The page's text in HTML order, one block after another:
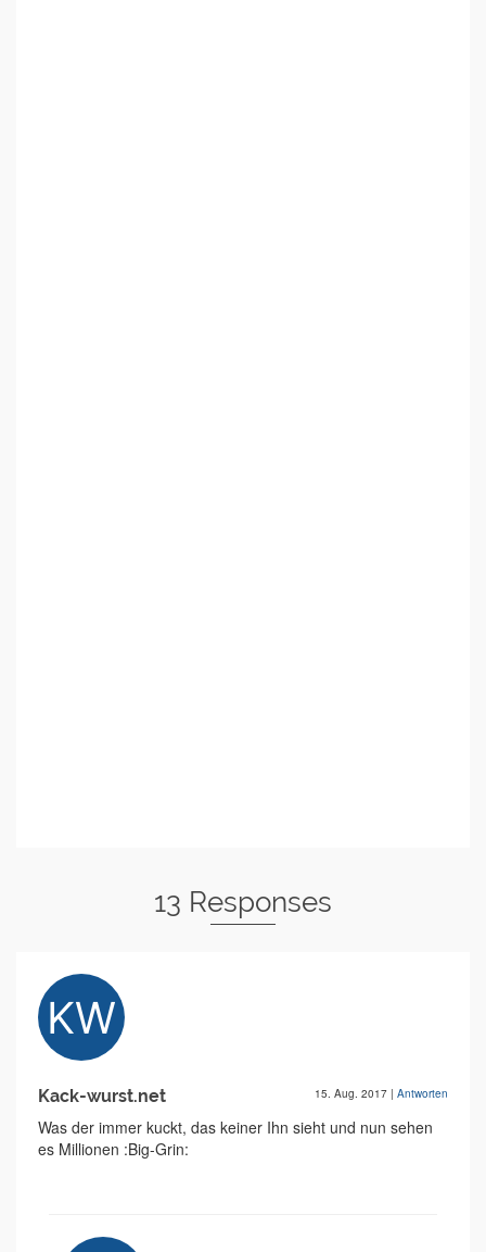
13 Responses
Kack-wurst.net 15. Aug. 2017 | Antworten
Was der immer kuckt, das keiner Ihn sieht und nun sehen
es Millionen :Big-Grin: